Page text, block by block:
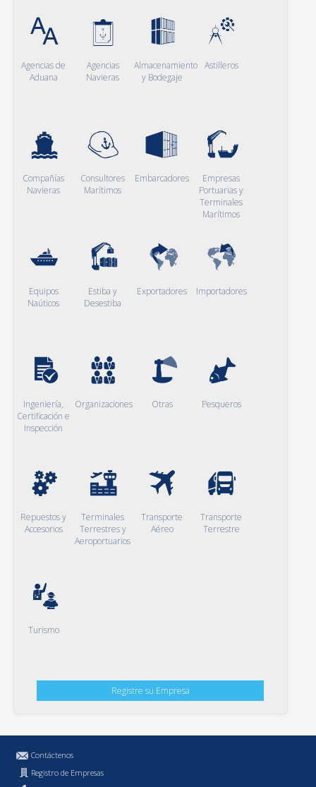
Agencias de
Aduana
Agencias
Navieras
Almacenamiento
y Bodegaje
Astilleros
Compañías
Navieras
Consultores
Marítimos
Embarcadores
Empresas
Portuarias y
Terminales
Marítimos
Equipos
Naúticos
Estiba y
Desestiba
Exportadores Importadores
Ingeniería,
Certificación e
Inspección
Organizaciones Otras Pesqueros
Repuestos y
Accesorios
Terminales
Terrestres y
Aeroportuarios
Transporte
Aéreo
Transporte
Terrestre
Turismo
Registre su Empresa
Contáctenos
Registro de Empresas